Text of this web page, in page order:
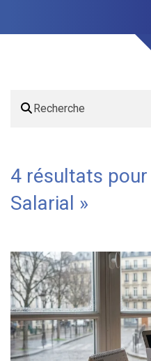
4 résultats pour
Salarial »